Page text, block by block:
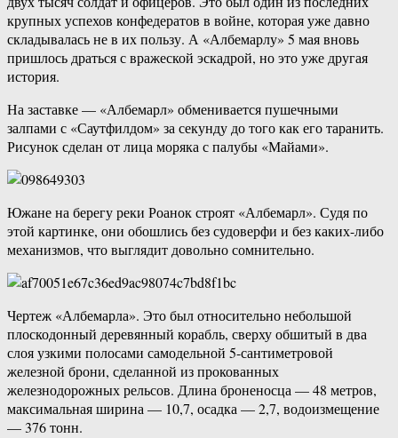
крупных успехов конфедератов в войне, которая уже давно
складывалась не в их пользу. А «Албемарлу» 5 мая вновь
пришлось драться с вражеской эскадрой, но это уже другая
история.
На заставке — «Албемарл» обменивается пушечными
залпами с «Саутфилдом» за секунду до того как его таранить.
Рисунок сделан от лица моряка с палубы «Майами».
Южане на берегу реки Роанок строят «Албемарл». Судя по
этой картинке, они обошлись без судоверфи и без каких-либо
механизмов, что выглядит довольно сомнительно.
Чертеж «Албемарла». Это был относительно небольшой
плоскодонный деревянный корабль, сверху обшитый в два
слоя узкими полосами самодельной 5-сантиметровой
железной брони, сделанной из прокованных
железнодорожных рельсов. Длина броненосца — 48 метров,
максимальная ширина — 10,7, осадка — 2,7, водоизмещение
— 376 тонн.